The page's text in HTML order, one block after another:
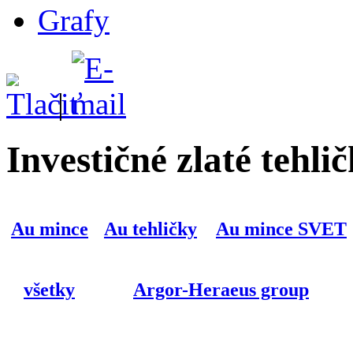
Grafy
|
Investičné zlaté
Au mince Au tehličky Au mince SVET
všetky Argor-Heraeus group